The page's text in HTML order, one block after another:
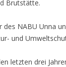
Brutstätte.
des NABU Unna
und
letzten drei